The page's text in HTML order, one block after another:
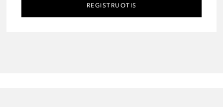
REGISTRUOTIS